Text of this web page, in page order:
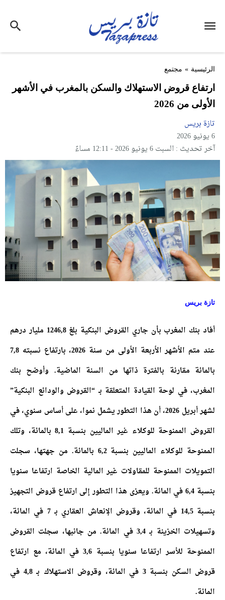
الرئيسية » مجتمع
ارتفاع قروض الاستهلاك والسكن بالمغرب في الأشهر
الأولى من 2026
تازة بريس
6 يونيو 2026
آخر تحديث : السبت 6 يونيو 2026 - 12:11 مساءً
تازة بريس
أفاد بنك المغرب بأن جاري القروض البنكية بلغ 1246,8 مليار درهم
عند متم الأشهر الأربعة الأولى من سنة 2026، بارتفاع نسبته 7,8
بالمائة مقارنة بالفترة ذاتها من السنة الماضية. وأوضح بنك
المغرب، في لوحة القيادة المتعلقة بـ “القروض والودائع البنكية”
لشهر أبريل 2026، أن هذا التطور يشمل نموا، على أساس سنوي، في
القروض الممنوحة للوكلاء غير الماليين بنسبة 8,1 بالمائة، وتلك
الممنوحة للوكلاء الماليين بنسبة 6,2 بالمائة. من جهتها، سجلت
التمويلات الممنوحة للمقاولات غير المالية الخاصة ارتفاعا سنويا
بنسبة 6,4 في المائة. ويعزى هذا التطور إلى ارتفاع قروض التجهيز
بنسبة 14,5 في المائة، وقروض الإنعاش العقاري بـ 7 في المائة،
وتسهيلات الخزينة بـ 3,4 في المائة. من جانبها، سجلت القروض
الممنوحة للأسر ارتفاعا سنويا بنسبة 3,6 في المائة، مع ارتفاع
قروض السكن بنسبة 3 في المائة، وقروض الاستهلاك بـ 4,8 في
المائة.